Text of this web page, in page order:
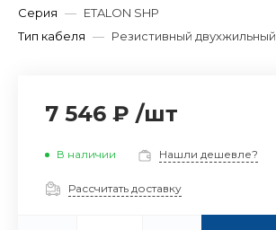
Серия — ETALON SHP
Тип кабеля — Резистивный двухжильный
7 546 ₽ /шт
В наличии Нашли дешевле?
Рассчитать доставку